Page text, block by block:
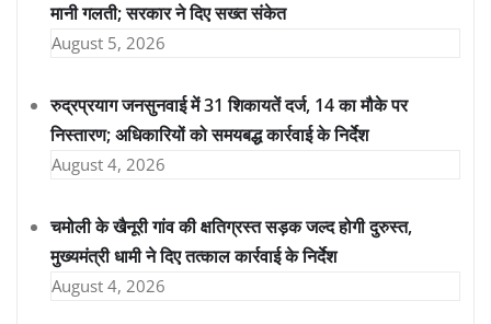
मानी गलती; सरकार ने दिए सख्त संकेत
August 5, 2026
रुद्रप्रयाग जनसुनवाई में 31 शिकायतें दर्ज, 14 का मौके पर
निस्तारण; अधिकारियों को समयबद्ध कार्रवाई के निर्देश
August 4, 2026
चमोली के खैनूरी गांव की क्षतिग्रस्त सड़क जल्द होगी दुरुस्त,
मुख्यमंत्री धामी ने दिए तत्काल कार्रवाई के निर्देश
August 4, 2026